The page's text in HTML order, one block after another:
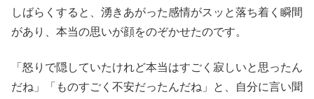
しばらくすると、湧きあがった感情がスッと落ち着く瞬間
があり、本当の思いが顔をのぞかせたのです。
「怒りで隠していたけれど本当はすごく寂しいと思ったん
だね」「ものすごく不安だったんだね」と、自分に言い聞